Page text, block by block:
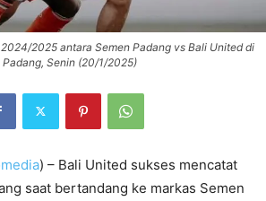
2025 antara Semen Padang vs Bali United di
Senin (20/1/2025)
) – Bali United sukses mencatat
saat bertandang ke markas Semen